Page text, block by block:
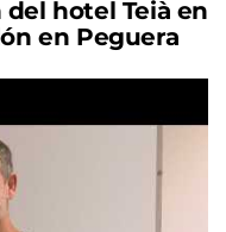
hotel Teià en
en Peguera